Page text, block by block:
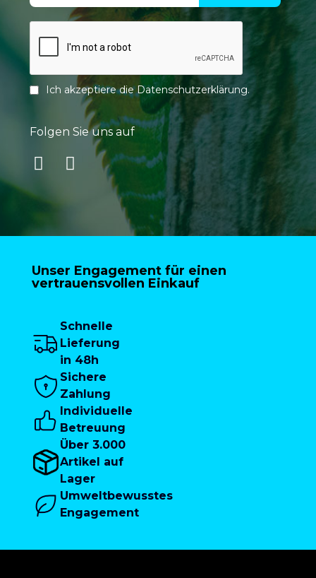
Ich akzeptiere dieDatenschutzerklärung.
Folgen Sie uns auf
Unser Engagement für einen
vertrauensvollen Einkauf
Schnelle
Lieferung
in 48h
Sichere
Zahlung
Individuelle
Betreuung
Über 3.000
Artikel auf
Lager
Umweltbewusstes
Engagement